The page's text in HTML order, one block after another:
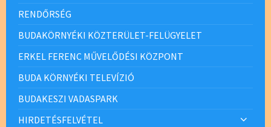
RENDŐRSÉG
BUDAKÖRNYÉKI KÖZTERÜLET-FELÜGYELET
ERKEL FERENC MŰVELŐDÉSI KÖZPONT
BUDA KÖRNYÉKI TELEVÍZIÓ
BUDAKESZI VADASPARK
HIRDETÉSFELVÉTEL